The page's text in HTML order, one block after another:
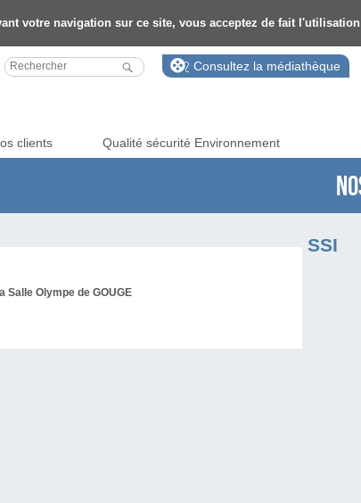
votre navigation sur ce site, vous acceptez de fait
Consultez la médiathèque
clients Qualité sécurité Environnement
Salle Olympe de GOUGE
SSI